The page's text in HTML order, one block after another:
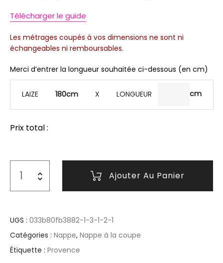
Télécharger le guide
Les métrages coupés à vos dimensions ne sont ni
échangeables ni remboursables.
Merci d’entrer la longueur souhaitée ci-dessous (en cm)
LAIZE180cm X LONGUEUR
Prix total :
Ajouter Au Panier
UGS : 033b80fb3882-1-3-1-2-1
Catégories : Nappe, Nappe à la coupe
Étiquette : Provence